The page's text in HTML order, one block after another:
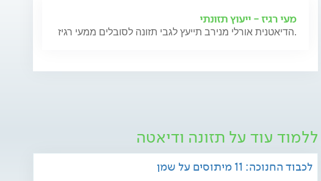
מעי רגיז - ייעוץ תזונתי
הדיאטנית אורלי מנירב תייעץ לגבי תזונה לסובלים ממעי רגיז.
ללמוד עוד על תזונה ודיאטה
לכבוד החנוכה: 11 מיתוסים על שמן